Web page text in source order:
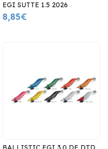
EGI SUTTE 1.5 2026
8,85€